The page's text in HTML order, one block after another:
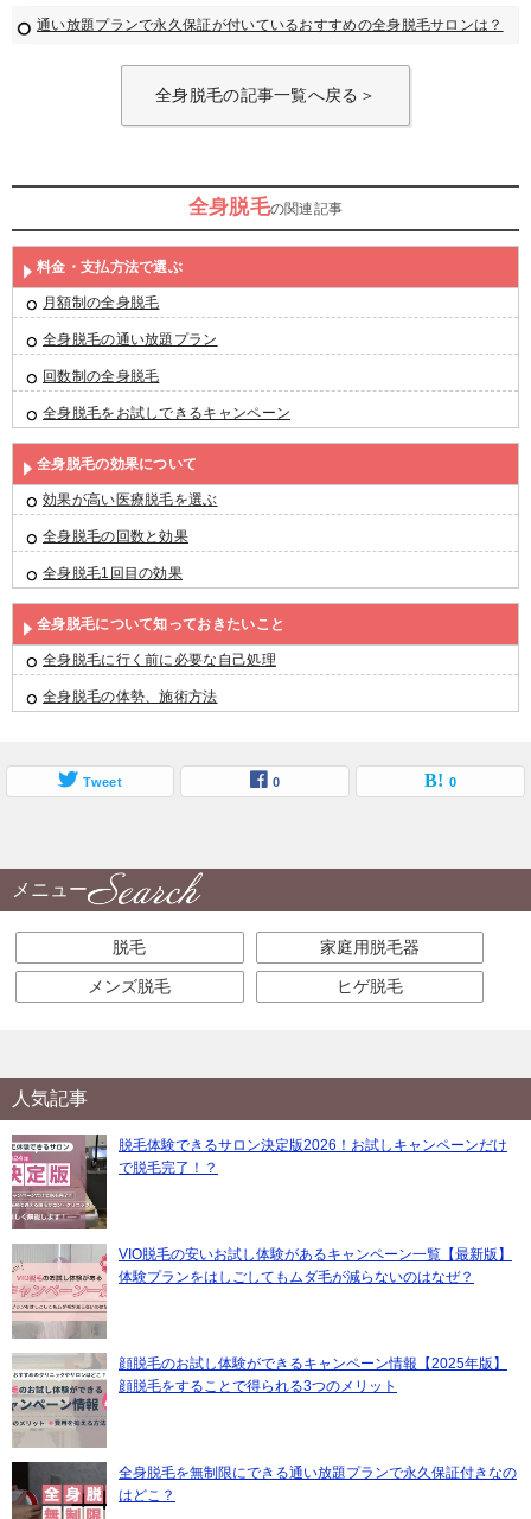
通い放題プランで永久保証が付いているおすすめの全身脱毛サロンは？
全身脱毛の記事一覧へ戻る＞
全身脱毛の関連記事
料金・支払方法で選ぶ
月額制の全身脱毛
全身脱毛の通い放題プラン
回数制の全身脱毛
全身脱毛をお試しできるキャンペーン
全身脱毛の効果について
効果が高い医療脱毛を選ぶ
全身脱毛の回数と効果
全身脱毛1回目の効果
全身脱毛について知っておきたいこと
全身脱毛に行く前に必要な自己処理
全身脱毛の体勢、施術方法
Tweet 0 0
メニュー
脱毛 家庭用脱毛器
メンズ脱毛 ヒゲ脱毛
人気記事
脱毛体験できるサロン決定版2026！お試しキャンペーンだけ
で脱毛完了！？
VIO脱毛の安いお試し体験があるキャンペーン一覧【最新版】
体験プランをはしごしてもムダ毛が減らないのはなぜ？
顔脱毛のお試し体験ができるキャンペーン情報【2025年版】
顔脱毛をすることで得られる3つのメリット
全身脱毛を無制限にできる通い放題プランで永久保証付きなの
はどこ？